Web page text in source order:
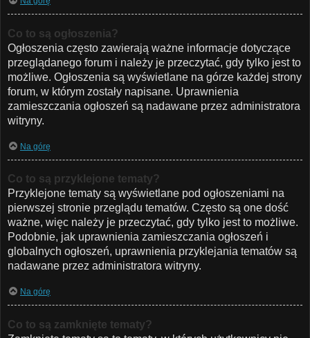
Co to są ogłoszenia?
Ogłoszenia często zawierają ważne informacje dotyczące
przeglądanego forum i należy je przeczytać, gdy tylko jest to
możliwe. Ogłoszenia są wyświetlane na górze każdej strony
forum, w którym zostały napisane. Uprawnienia
zamieszczania ogłoszeń są nadawane przez administratora
witryny.
Na górę
Co to są przyklejone tematy?
Przyklejone tematy są wyświetlane pod ogłoszeniami na
pierwszej stronie przeglądu tematów. Często są one dość
ważne, więc należy je przeczytać, gdy tylko jest to możliwe.
Podobnie, jak uprawnienia zamieszczania ogłoszeń i
globalnych ogłoszeń, uprawnienia przyklejania tematów są
nadawane przez administratora witryny.
Na górę
Co to są zamknięte tematy?